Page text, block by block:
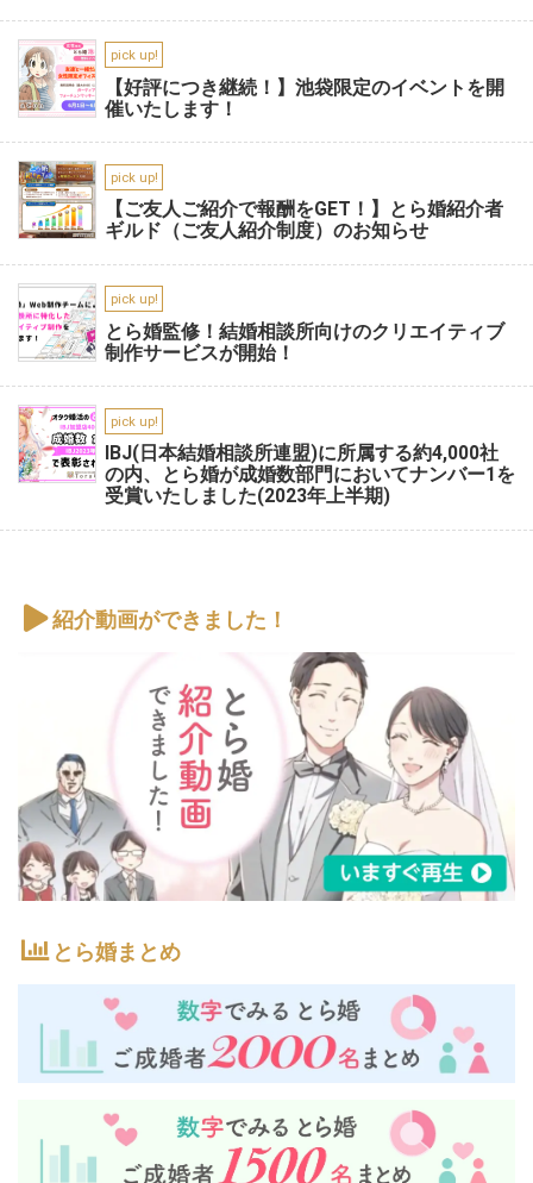
pick up!
【好評につき継続！】池袋限定のイベントを開
催いたします！
pick up!
【ご友人ご紹介で報酬をGET！】とら婚紹介者
ギルド（ご友人紹介制度）のお知らせ
pick up!
とら婚監修！結婚相談所向けのクリエイティブ
制作サービスが開始！
pick up!
IBJ(日本結婚相談所連盟)に所属する約4,000社
の内、とら婚が成婚数部門においてナンバー1を
受賞いたしました(2023年上半期)
紹介動画ができました！
とら婚まとめ